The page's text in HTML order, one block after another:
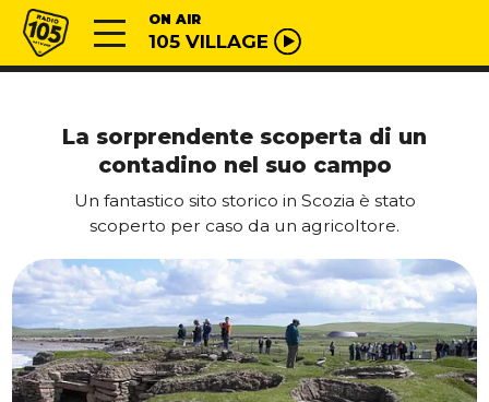
Vai al contenuto
Radio 105 ON AIR
105 VILLAGE
La sorprendente scoperta di un
contadino nel suo campo
Un fantastico sito storico in Scozia è stato
scoperto per caso da un agricoltore.